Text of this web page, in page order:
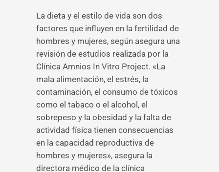
La dieta y el estilo de vida son dos
factores que influyen en la fertilidad de
hombres y mujeres, según asegura una
revisión de estudios realizada por la
Clínica Amnios In Vitro Project. «La
mala alimentación, el estrés, la
contaminación, el consumo de tóxicos
como el tabaco o el alcohol, el
sobrepeso y la obesidad y la falta de
actividad física tienen consecuencias
en la capacidad reproductiva de
hombres y mujeres», asegura la
directora médico de la clínica